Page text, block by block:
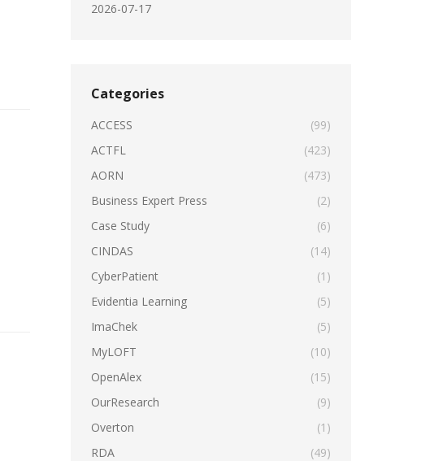
2026-07-17
Categories
ACCESS
(99)
ACTFL
(423)
AORN
(473)
Business Expert Press
(2)
Case Study
(6)
CINDAS
(14)
CyberPatient
(1)
Evidentia Learning
(5)
ImaChek
(5)
MyLOFT
(10)
OpenAlex
(15)
OurResearch
(9)
Overton
(1)
RDA
(49)